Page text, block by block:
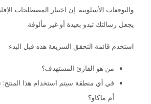
والتوقعات الأسلوبية. إن اختيار المصطلحات
يجعل رسالتك تبدو بعيدة أو غير مألوفة.
استخدم قائمة التحقق السريعة هذه قبل البدء:
من هو القارئ المستهدف؟
في أي منطقة سيتم استخدام هذا المنتج:
أم ماكاو؟